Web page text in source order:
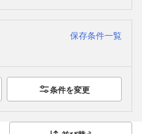
保存条件一覧
条件を変更